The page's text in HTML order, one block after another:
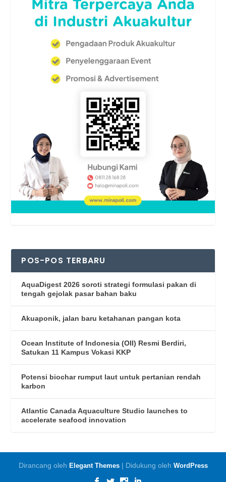
POS-POS TERBARU
AquaDigest 2026 soroti strategi formulasi pakan di
tengah gejolak pasar bahan baku
Akuaponik, jalan baru ketahanan pangan kota
Ocean Institute of Indonesia (OII) Resmi Berdiri,
Satukan 11 Kampus Vokasi KKP
Potensi biochar rumput laut untuk pertanian rendah
karbon
Atlantic Canada Aquaculture Studio launches to
accelerate seafood innovation
Dirancang oleh Elegant Themes| Didukung oleh WordPress